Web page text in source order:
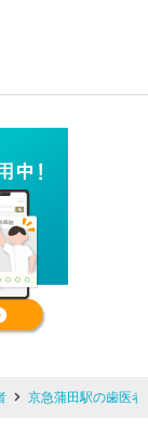
京急蒲田駅の歯医者